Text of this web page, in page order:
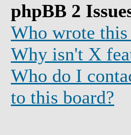
phpBB 2
Who wrote
Why isn't X
Who do I
to this board?